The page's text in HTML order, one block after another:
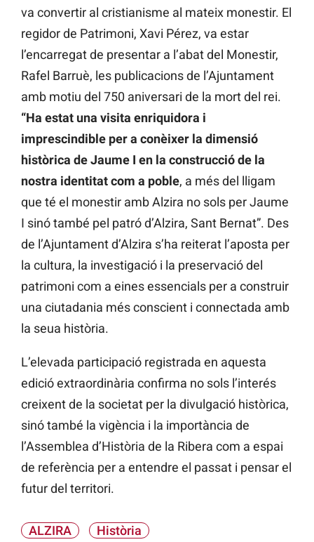
va convertir al cristianisme al mateix monestir. El
regidor de Patrimoni, Xavi Pérez, va estar
l’encarregat de presentar a l’abat del Monestir,
Rafel Barruè, les publicacions de l’Ajuntament
amb motiu del 750 aniversari de la mort del rei.
“Ha estat una visita enriquidora i
imprescindible per a conèixer la dimensió
històrica de Jaume I en la construcció de la
nostra identitat com a poble, a més del lligam
que té el monestir amb Alzira no sols per Jaume
I sinó també pel patró d’Alzira, Sant Bernat”. Des
de l’Ajuntament d’Alzira s’ha reiterat l’aposta per
la cultura, la investigació i la preservació del
patrimoni com a eines essencials per a construir
una ciutadania més conscient i connectada amb
la seua història.
L’elevada participació registrada en aquesta
edició extraordinària confirma no sols l’interés
creixent de la societat per la divulgació històrica,
sinó també la vigència i la importància de
l’Assemblea d’Història de la Ribera com a espai
de referència per a entendre el passat i pensar el
futur del territori.
ALZIRA Història